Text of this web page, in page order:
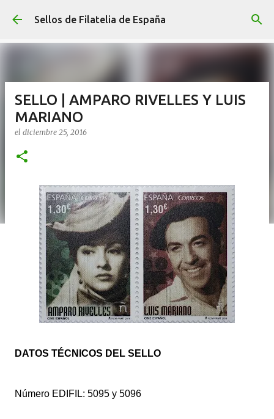
Ir al contenido principal
Sellos de Filatelia de España
SELLO | AMPARO RIVELLES Y LUIS
MARIANO
el diciembre 25, 2016
DATOS TÉCNICOS DEL SELLO
Número EDIFIL: 5095 y 5096